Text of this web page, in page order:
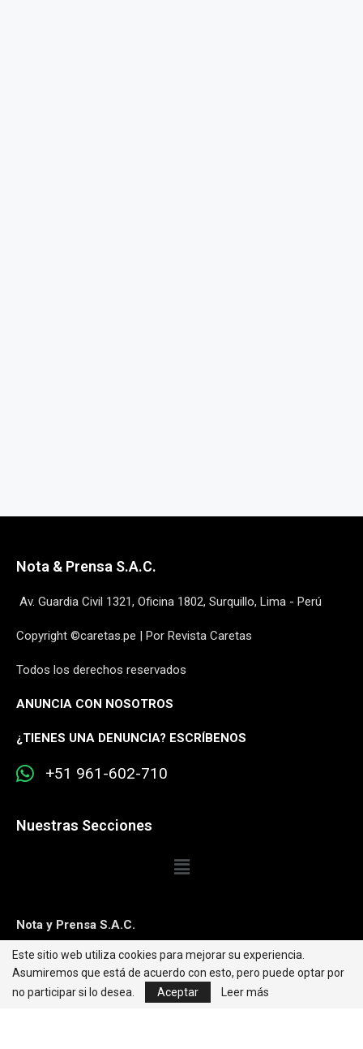
Nota & Prensa S.A.C.
Av. Guardia Civil 1321, Oficina 1802, Surquillo, Lima - Perú
Copyright ©caretas.pe | Por Revista Caretas
Todos los derechos reservados
ANUNCIA CON NOSOTROS
¿TIENES UNA DENUNCIA? ESCRÍBENOS
+51 961-602-710
Nuestras Secciones
Nota y Prensa S.A.C.
Contacto:editorweb@caretas.com.pe
Síguenos:
Este sitio web utiliza cookies para mejorar su experiencia.
Asumiremos que está de acuerdo con esto, pero puede optar por
no participar si lo desea.
Aceptar Leer más